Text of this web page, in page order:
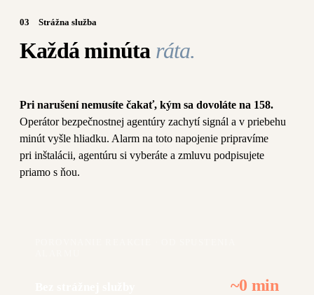
03 Strážna služba
Každá minúta ráta.
Pri narušení nemusíte čakať, kým sa dovoláte na 158.
Operátor bezpečnostnej agentúry zachytí signál a v priebehu
minút vyšle hliadku. Alarm na toto napojenie pripravíme
pri inštalácii, agentúru si vyberáte a zmluvu podpisujete
priamo s ňou.
~0 min